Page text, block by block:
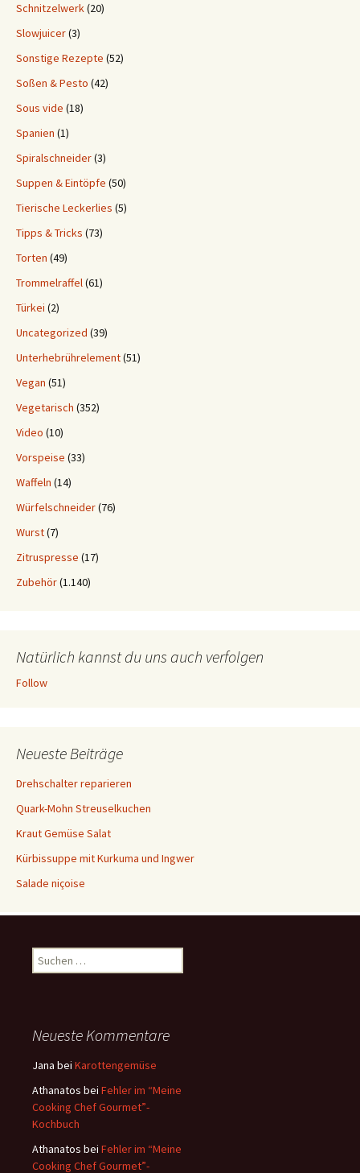
Schnitzelwerk(20)
Slowjuicer(3)
Sonstige Rezepte (52)
Soßen & Pesto (42)
Sous vide (18)
Spanien (1)
Spiralschneider(3)
Suppen & Eintöpfe (50)
Tierische Leckerlies (5)
Tipps & Tricks (73)
Torten (49)
Trommelraffel(61)
Türkei (2)
Uncategorized (39)
Unterhebrührelement(51)
Vegan (51)
Vegetarisch (352)
Video (10)
Vorspeise (33)
Waffeln (14)
Würfelschneider(76)
Wurst(7)
Zitruspresse (17)
Zubehör(1.140)
Natürlich kannst du uns auch verfolgen
Follow
Neueste Beiträge
Drehschalter reparieren
Quark-Mohn Streuselkuchen
Kraut Gemüse Salat
Kürbissuppe mit Kurkuma und Ingwer
Salade niçoise
u
n
c
h
:
Neueste Kommentare
Jana bei Karottengemüse
Athanatos bei Fehler im “Meine
Cooking Chef Gourmet”-
Kochbuch
Athanatos bei Fehler im “Meine
Cooking Chef Gourmet”-